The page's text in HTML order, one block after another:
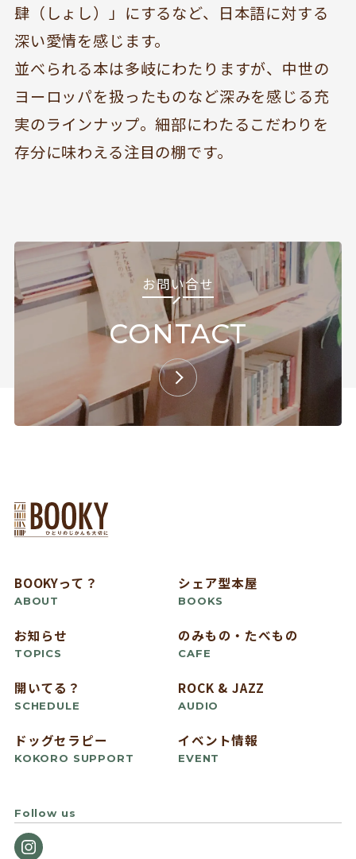
BOOKYって？
ABOUT
TOPICS
のみもの・たべもの
CAFE
SCHEDULE AUDIO
お問い合わせ
肆（しょし）」にするなど、日本語に対する
深い愛情を感じます。
並べられる本は多岐にわたりますが、中世の
ヨーロッパを扱ったものなど深みを感じる充
実のラインナップ。細部にわたるこだわりを
存分に味わえる注目の棚です。
お問い合せ
CONTACT
BOOKYって？
ABOUT
シェア型本屋
BOOKS
お知らせ
TOPICS
のみもの・たべもの
CAFE
開いてる？
SCHEDULE
ROCK & JAZZ
AUDIO
ドッグセラピー
KOKORO SUPPORT
イベント情報
EVENT
Follow us